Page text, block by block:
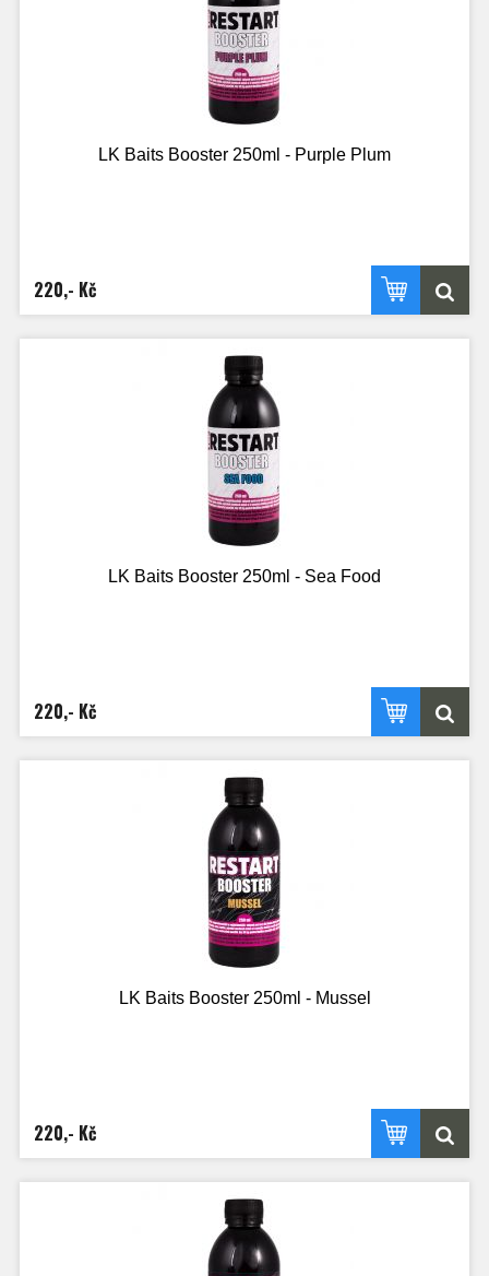
LK Baits Booster 250ml - Purple Plum
220,- Kč
LK Baits Booster 250ml - Sea Food
220,- Kč
LK Baits Booster 250ml - Mussel
220,- Kč